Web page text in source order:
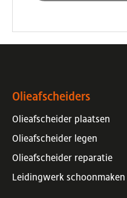
Olieafscheiders
Olieafscheider plaatsen
Olieafscheider legen
Olieafscheider reparatie
Leidingwerk schoonmaken